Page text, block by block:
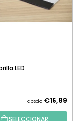
LED
desde €16,99
SELECCIONAR